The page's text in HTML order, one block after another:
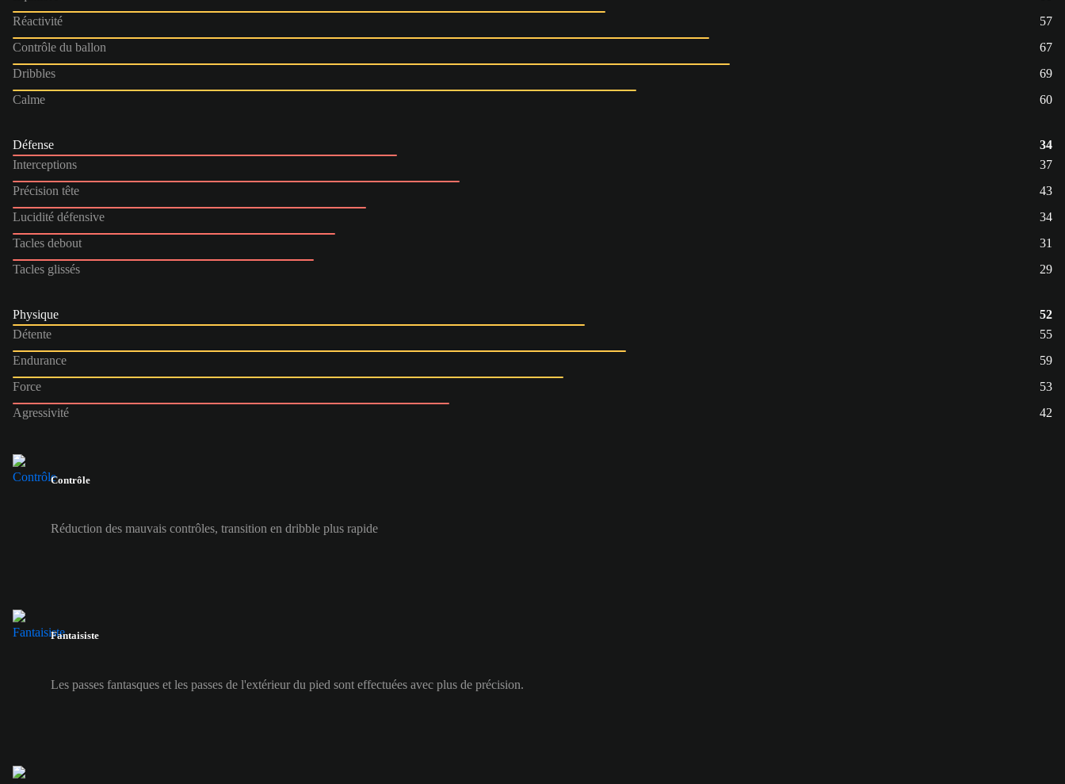
Réactivité
57
Contrôle du ballon
67
Dribbles
69
Calme
60
Défense
34
Interceptions
37
Précision tête
43
Lucidité défensive
34
Tacles debout
31
Tacles glissés
29
Physique
52
Détente
55
Endurance
59
Force
53
Agressivité
42
Contrôle
Réduction des mauvais contrôles, transition en dribble plus rapide
Fantaisiste
Les passes fantasques et les passes de l'extérieur du pied sont effectuées avec plus de précision.